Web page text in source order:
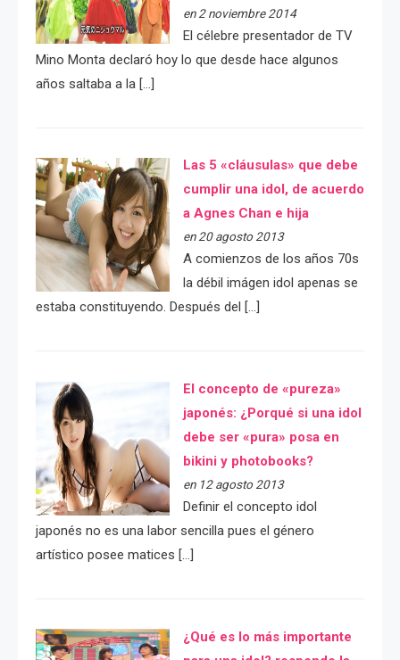
en 2 noviembre 2014
El célebre presentador de TV
Mino Monta declaró hoy lo que desde hace algunos
años saltaba a la […]
Las 5 «cláusulas» que debe
cumplir una idol, de acuerdo
a Agnes Chan e hija
en 20 agosto 2013
A comienzos de los años 70s
la débil imágen idol apenas se
estaba constituyendo. Después del […]
El concepto de «pureza»
japonés: ¿Porqué si una idol
debe ser «pura» posa en
bikini y photobooks?
en 12 agosto 2013
Definir el concepto idol
japonés no es una labor sencilla pues el género
artístico posee matices […]
¿Qué es lo más importante